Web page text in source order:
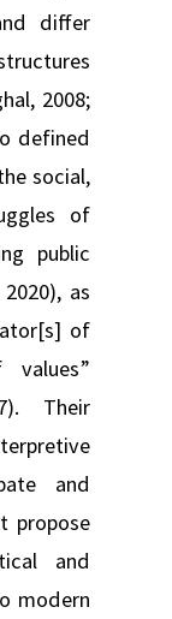
differ
2008;
defined
social,
of
public
as
of
Their
and
propose
and
modern